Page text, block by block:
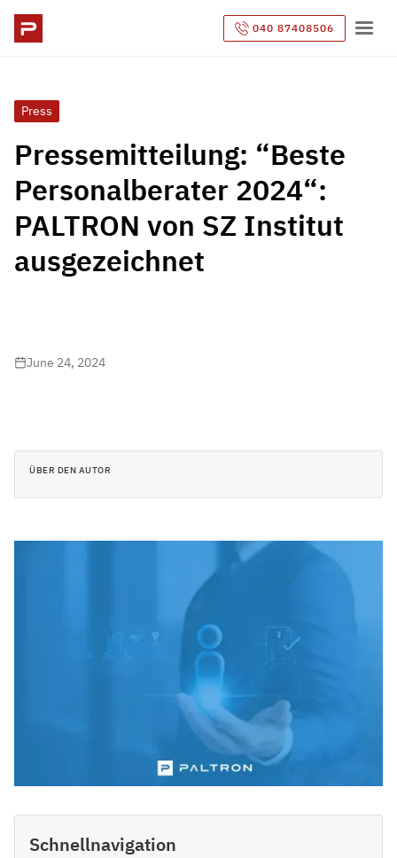
040 87408506
Press
Pressemitteilung: “Beste
Personalberater 2024“:
PALTRON von SZ Institut
ausgezeichnet
June 24, 2024
ÜBER DEN AUTOR
Schnellnavigation